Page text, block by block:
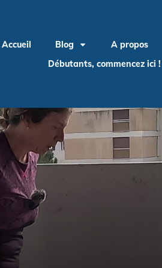
Accueil Blog A propos
Débutants, commencez ici !